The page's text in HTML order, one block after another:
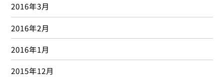
2016年3月
2016年2月
2016年1月
2015年12月